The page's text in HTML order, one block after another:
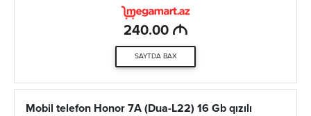
240.00 M
SAYTDA BAX
Mobil telefon Honor 7A (Dua-L22) 16 Gb qızılı